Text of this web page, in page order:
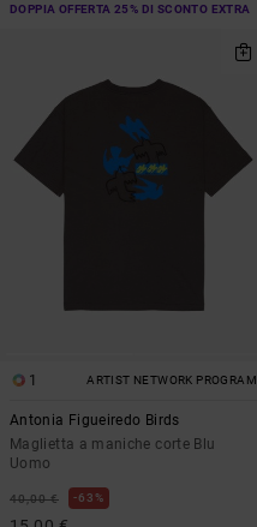
DOPPIA OFFERTA 25% DI SCONTO EXTRA
1 ARTIST NETWORK PROGRAM
Antonia Figueiredo Birds
Maglietta a maniche corte Blu
Uomo
40,00 € 63%